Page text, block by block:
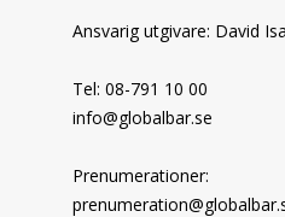
Ansvarig utgivare: David
Tel: 08-791 10 00
info@globalbar.se
Prenumerationer: